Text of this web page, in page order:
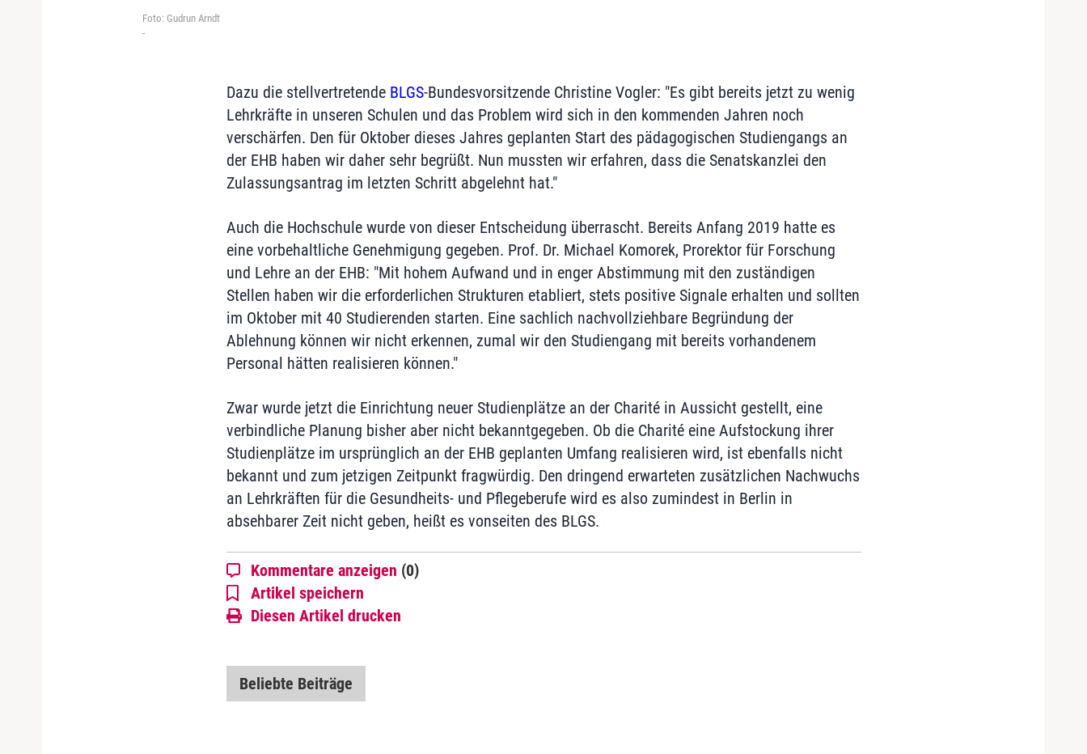
Foto: Gudrun Arndt
-
Dazu die stellvertretende BLGS-Bundesvorsitzende Christine Vogler: "Es gibt bereits jetzt zu wenig
Lehrkräfte in unseren Schulen und das Problem wird sich in den kommenden Jahren noch
verschärfen. Den für Oktober dieses Jahres geplanten Start des pädagogischen Studiengangs an
der EHB haben wir daher sehr begrüßt. Nun mussten wir erfahren, dass die Senatskanzlei den
Zulassungsantrag im letzten Schritt abgelehnt hat."
Auch die Hochschule wurde von dieser Entscheidung überrascht. Bereits Anfang 2019 hatte es
eine vorbehaltliche Genehmigung gegeben. Prof. Dr. Michael Komorek, Prorektor für Forschung
und Lehre an der EHB: "Mit hohem Aufwand und in enger Abstimmung mit den zuständigen
Stellen haben wir die erforderlichen Strukturen etabliert, stets positive Signale erhalten und sollten
im Oktober mit 40 Studierenden starten. Eine sachlich nachvollziehbare Begründung der
Ablehnung können wir nicht erkennen, zumal wir den Studiengang mit bereits vorhandenem
Personal hätten realisieren können."
Zwar wurde jetzt die Einrichtung neuer Studienplätze an der Charité in Aussicht gestellt, eine
verbindliche Planung bisher aber nicht bekanntgegeben. Ob die Charité eine Aufstockung ihrer
Studienplätze im ursprünglich an der EHB geplanten Umfang realisieren wird, ist ebenfalls nicht
bekannt und zum jetzigen Zeitpunkt fragwürdig. Den dringend erwarteten zusätzlichen Nachwuchs
an Lehrkräften für die Gesundheits- und Pflegeberufe wird es also zumindest in Berlin in
absehbarer Zeit nicht geben, heißt es vonseiten des BLGS.
Kommentare anzeigen (0)
Artikel speichern
Diesen Artikel drucken
Beliebte Beiträge